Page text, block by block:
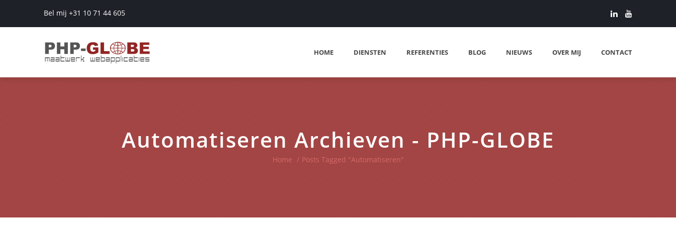
Bel mij +31 10 71 44 605
HOME DIENSTEN REFERENTIES BLOG NIEUWS OVER MIJ CONTACT
Automatiseren Archieven - PHP-GLOBE
Home / Posts Tagged "Automatiseren"